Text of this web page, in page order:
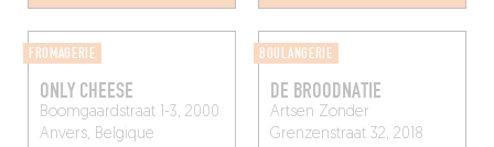
FROMAGERIE
ONLY CHEESE
Boomgaardstraat 1-3, 2000
Anvers, Belgique
BOULANGERIE
DE BROODNATIE
Artsen Zonder
Grenzenstraat 32, 2018